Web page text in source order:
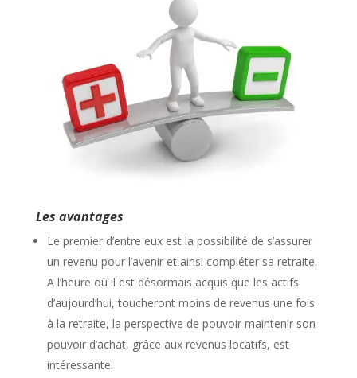
Les avantages
Le premier d’entre eux est la possibilité de s’assurer
un revenu pour l’avenir et ainsi compléter sa retraite.
A l’heure où il est désormais acquis que les actifs
d’aujourd’hui, toucheront moins de revenus une fois
à la retraite, la perspective de pouvoir maintenir son
pouvoir d’achat, grâce aux revenus locatifs, est
intéressante.